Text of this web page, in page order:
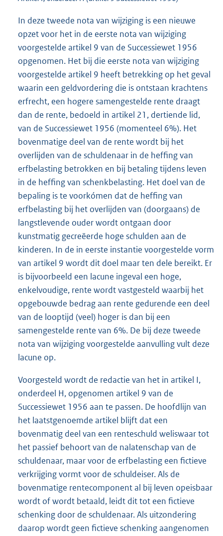
In deze tweede nota van wijziging is een nieuwe
opzet voor het in de eerste nota van wijziging
voorgestelde artikel 9 van de Successiewet 1956
opgenomen. Het bij die eerste nota van wijziging
voorgestelde artikel 9 heeft betrekking op het geval
waarin een geldvordering die is ontstaan krachtens
erfrecht, een hogere samengestelde rente draagt
dan de rente, bedoeld in artikel 21, dertiende lid,
van de Successiewet 1956 (momenteel 6%). Het
bovenmatige deel van de rente wordt bij het
overlijden van de schuldenaar in de heffing van
erfbelasting betrokken en bij betaling tijdens leven
in de heffing van schenkbelasting. Het doel van de
bepaling is te voorkómen dat de heffing van
erfbelasting bij het overlijden van (doorgaans) de
langstlevende ouder wordt ontgaan door
kunstmatig gecreëerde hoge schulden aan de
kinderen. In de in eerste instantie voorgestelde vorm
van artikel 9 wordt dit doel maar ten dele bereikt. Er
is bijvoorbeeld een lacune ingeval een hoge,
enkelvoudige, rente wordt vastgesteld waarbij het
opgebouwde bedrag aan rente gedurende een deel
van de looptijd (veel) hoger is dan bij een
samengestelde rente van 6%. De bij deze tweede
nota van wijziging voorgestelde aanvulling vult deze
lacune op.
Voorgesteld wordt de redactie van het in artikel I,
onderdeel H, opgenomen artikel 9 van de
Successiewet 1956 aan te passen. De hoofdlijn van
het laatstgenoemde artikel blijft dat een
bovenmatig deel van een renteschuld weliswaar tot
het passief behoort van de nalatenschap van de
schuldenaar, maar voor de erfbelasting een fictieve
verkrijging vormt voor de schuldeiser. Als de
bovenmatige rentecomponent al bij leven opeisbaar
wordt of wordt betaald, leidt dit tot een fictieve
schenking door de schuldenaar. Als uitzondering
daarop wordt geen fictieve schenking aangenomen